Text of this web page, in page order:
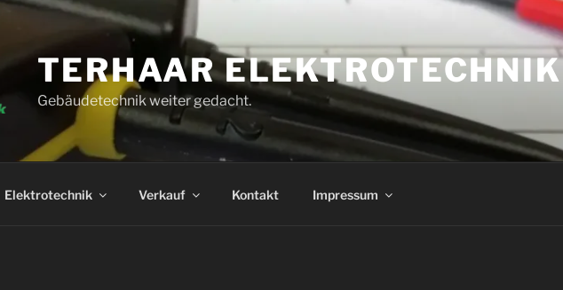
TERHAAR ELEKTROTECHNIK
Gebäudetechnik weiter gedacht.
Elektrotechnik Verkauf Kontakt Impressum